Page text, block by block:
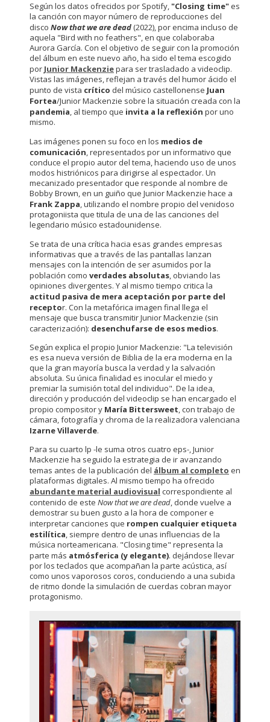
Según los datos ofrecidos por Spotify, "Closing time" es
la canción con mayor número de reproducciones del
disco Now that we are dead (2022), por encima incluso de
aquela "Bird with no feathers", en que colaboraba
Aurora García. Con el objetivo de seguir con la promoción
del álbum en este nuevo año, ha sido el tema escogido
por Junior Mackenziepara ser trasladado a videoclip.
Vistas las imágenes, reflejan a través del humor ácido el
punto de vista crítico del músico castellonense Juan
Fortea/Junior Mackenzie sobre la situación creada con la
pandemia, al tiempo que invita a la reflexión por uno
mismo.
Las imágenes ponen su foco en los medios de
comunicación, representados por un informativo que
conduce el propio autor del tema, haciendo uso de unos
modos histriónicos para dirigirse al espectador. Un
mecanizado presentador que responde al nombre de
Bobby Brown, en un guiño que Junior Mackenzie hace a
Frank Zappa, utilizando el nombre propio del venidoso
protagoniista que titula de una de las canciones del
legendario músico estadounidense.
Se trata de una crítica hacia esas grandes empresas
informativas que a través de las pantallas lanzan
mensajes con la intención de ser asumidos por la
población como verdades absolutas, obviando las
opiniones divergentes. Y al mismo tiempo critica la
actitud pasiva de mera aceptación por parte del
receptor. Con la metafórica imagen final llega el
mensaje que busca transmitir Junior Mackenzie (sin
caracterización): desenchufarse de esos medios.
Según explica el propio Junior Mackenzie: "La televisión
es esa nueva versión de Biblia de la era moderna en la
que la gran mayoría busca la verdad y la salvación
absoluta. Su única finalidad es inocular el miedo y
premiar la sumisión total del individuo". De la idea,
dirección y producción del videoclip se han encargado el
propio compositor y María Bittersweet, con trabajo de
cámara, fotografía y chroma de la realizadora valenciana
Izarne Villaverde.
Para su cuarto lp -le suma otros cuatro eps-, Junior
Mackenzie ha seguido la estrategia de ir avanzando
temas antes de la publicación del álbum al completo en
plataformas digitales. Al mismo tiempo ha ofrecido
abundante material audiovisual correspondiente al
contenido de este Now that we are dead, donde vuelve a
demostrar su buen gusto a la hora de componer e
interpretar canciones que rompen cualquier etiqueta
estilítica, siempre dentro de unas influencias de la
música norteamericana. "Closing time" representa la
parte más atmósferica (y elegante). dejándose llevar
por los teclados que acompañan la parte acústica, así
como unos vaporosos coros, conduciendo a una subida
de ritmo donde la simulación de cuerdas cobran mayor
protagonismo.